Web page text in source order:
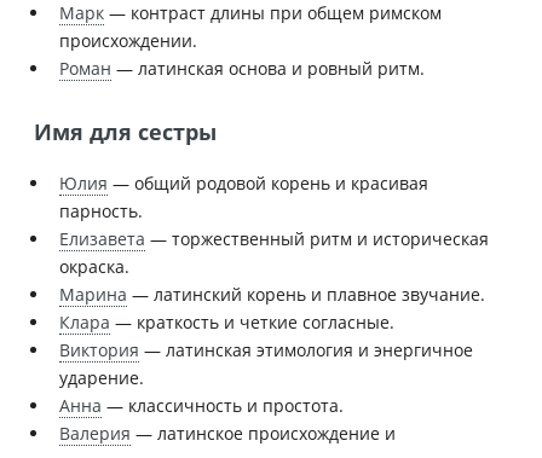
Марк — контраст длины при общем римском
происхождении.
Роман — латинская основа и ровный ритм.
Имя для сестры
Юлия — общий родовой корень и красивая
парность.
Елизавета — торжественный ритм и историческая
окраска.
Марина — латинский корень и плавное звучание.
Клара — краткость и четкие согласные.
Виктория — латинская этимология и энергичное
ударение.
Анна — классичность и простота.
Валерия — латинское происхождение и